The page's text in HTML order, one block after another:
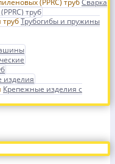
Сварка
труб
Трубогибы и пружины
изделия
Крепежные изделия с